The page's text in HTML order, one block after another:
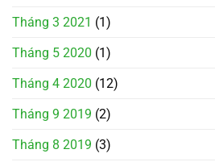
Tháng 3 2021 (1)
Tháng 5 2020 (1)
Tháng 4 2020 (12)
Tháng 9 2019 (2)
Tháng 8 2019 (3)